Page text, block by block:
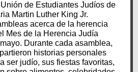
de Estudiantes Judíos de
Martin Luther King Jr.
acerca de la herencia
Mes de la Herencia Judía
Durante cada asamblea,
historias personales
ser judío, sus fiestas favoritas,